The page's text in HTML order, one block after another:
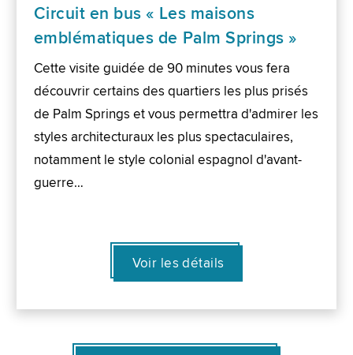
Circuit en bus « Les maisons
emblématiques de Palm Springs »
Cette visite guidée de 90 minutes vous fera
découvrir certains des quartiers les plus prisés
de Palm Springs et vous permettra d'admirer les
styles architecturaux les plus spectaculaires,
notamment le style colonial espagnol d'avant-
guerre…
Voir les détails